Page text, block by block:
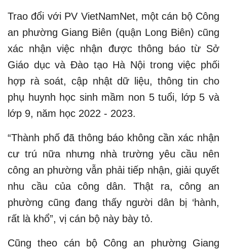
Trao đổi với PV VietNamNet, một cán bộ Công
an phường Giang Biên (quận Long Biên) cũng
xác nhận việc nhận được thông báo từ Sở
Giáo dục và Đào tạo Hà Nội trong việc phối
hợp rà soát, cập nhật dữ liệu, thông tin cho
phụ huynh học sinh mầm non 5 tuổi, lớp 5 và
lớp 9, năm học 2022 - 2023.
“Thành phố đã thông báo không cần xác nhận
cư trú nữa nhưng nhà trường yêu cầu nên
công an phường vẫn phải tiếp nhận, giải quyết
nhu cầu của công dân. Thật ra, công an
phường cũng đang thấy người dân bị ‘hành,
rất là khổ”, vị cán bộ này bày tỏ.
Cũng theo cán bộ Công an phường Giang